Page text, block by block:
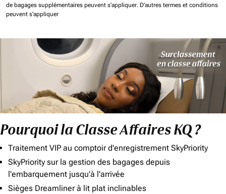
de bagages supplémentaires peuvent s'appliquer. D'autres termes et conditions
peuvent s'appliquer
Pourquoi la Classe Affaires KQ ?
Traitement VIP au comptoir d'enregistrement SkyPriority
SkyPriority sur la gestion des bagages depuis
l'embarquement jusqu'à l'arrivée
Sièges Dreamliner à lit plat inclinables